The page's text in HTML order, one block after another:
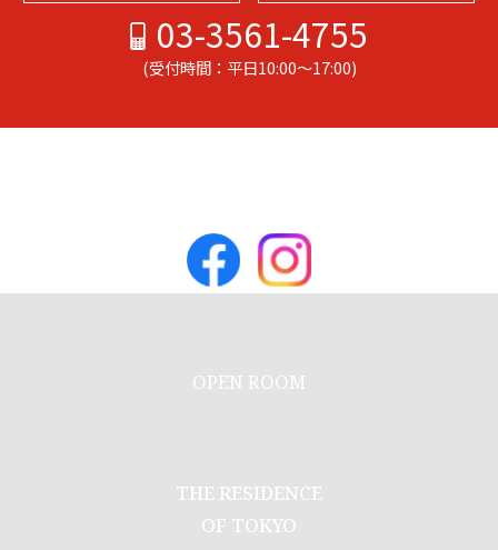
03-3561-4755
(受付時間：平日10:00～17:00)
OPEN ROOM
THE RESIDENCE
OF TOKYO